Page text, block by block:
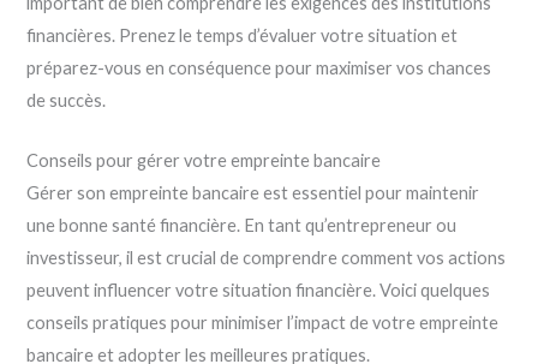
financières. Prenez le temps d’évaluer votre situation et
préparez-vous en conséquence pour maximiser vos chances
de succès.
Conseils pour gérer votre empreinte bancaire
Gérer son empreinte bancaire est essentiel pour maintenir
une bonne santé financière. En tant qu’entrepreneur ou
investisseur, il est crucial de comprendre comment vos actions
peuvent influencer votre situation financière. Voici quelques
conseils pratiques pour minimiser l’impact de votre empreinte
bancaire et adopter les meilleures pratiques.